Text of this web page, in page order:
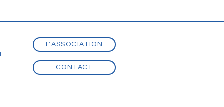
L'ASSOCIATION
CONTACT